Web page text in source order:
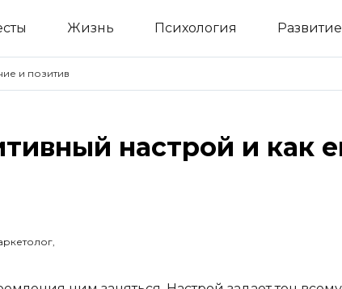
Жизнь Психология Развитие
и позитив
настрой и как